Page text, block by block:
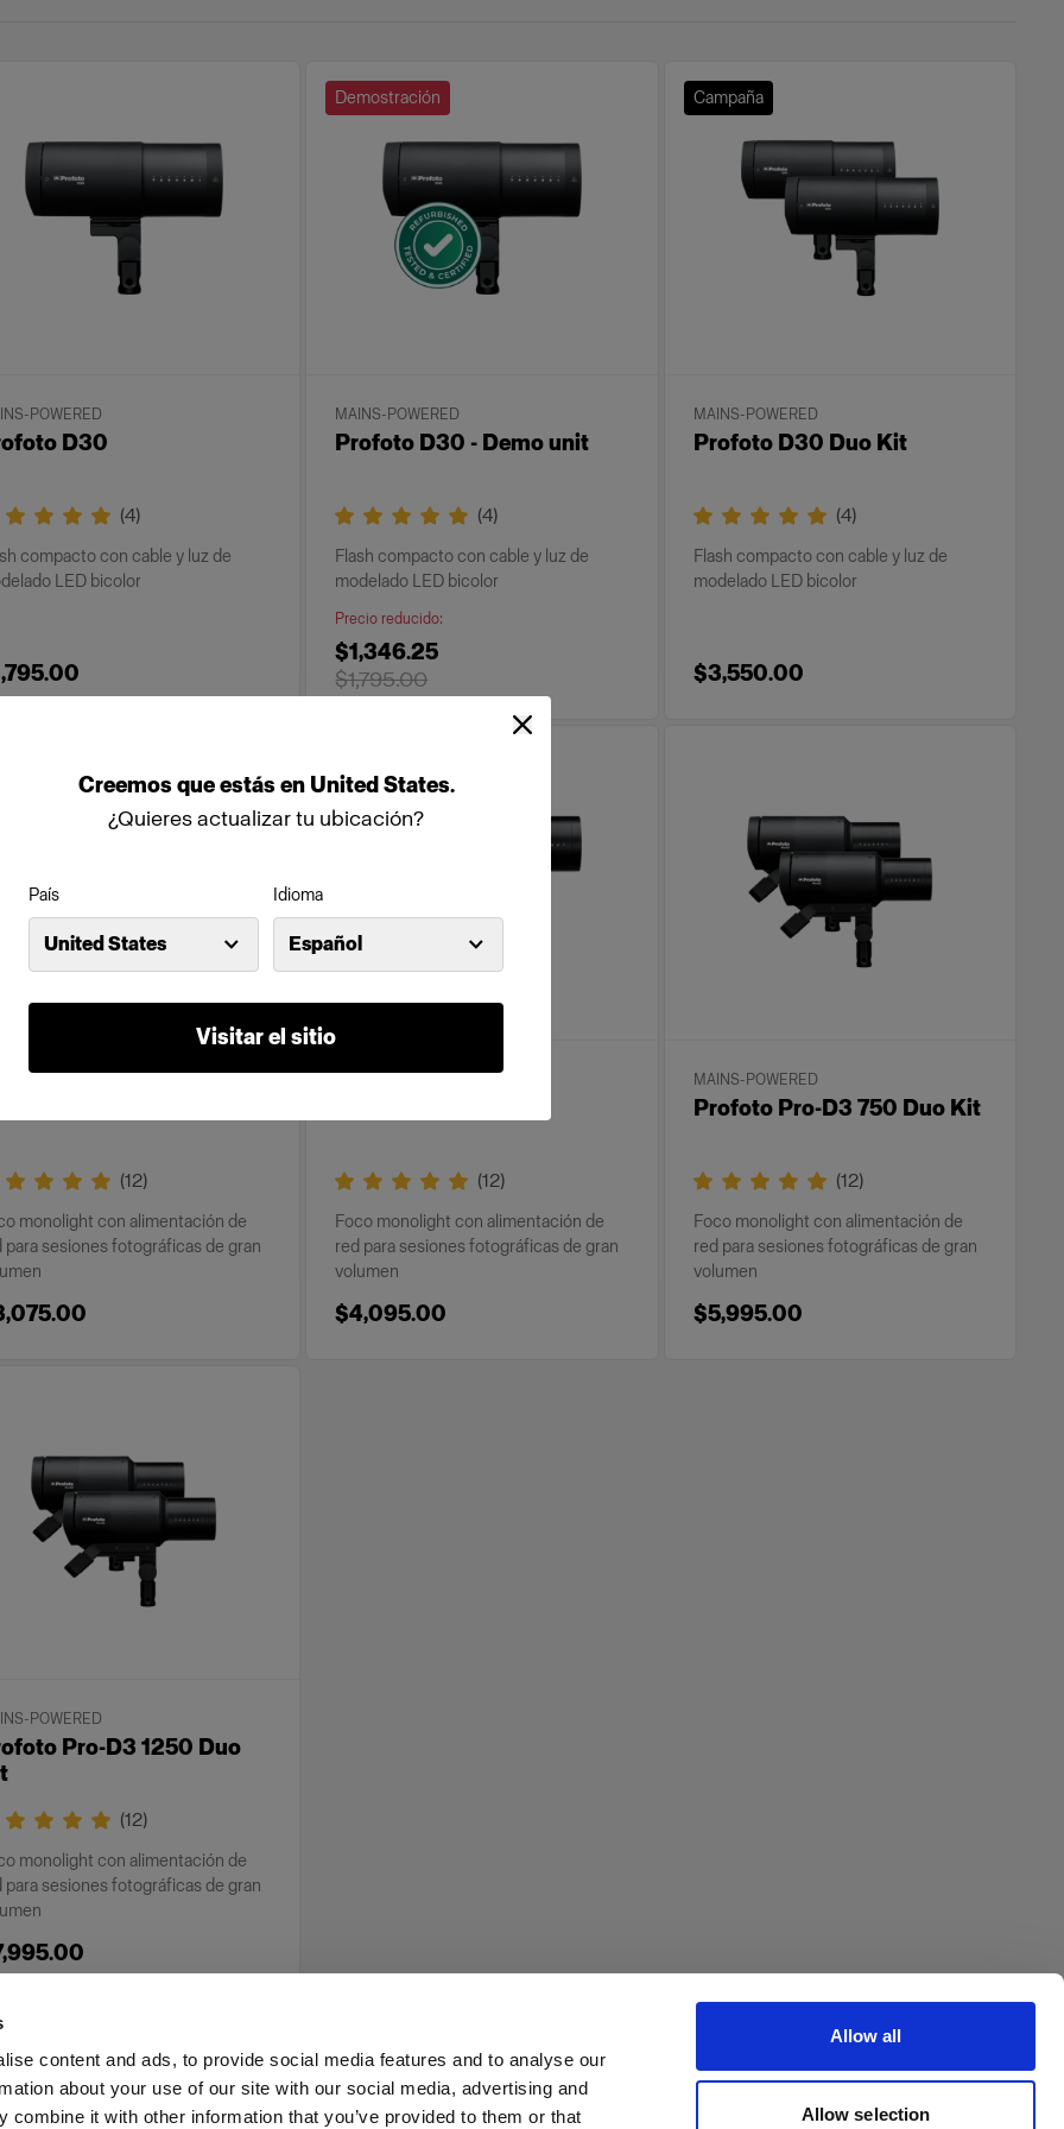
content and ads, to provide social media features and to analyse our
about your use of our site with our social media, advertising and
combine it with other information that you’ve provided to them or that
Allow all
Allow selection
Creemos queestás en United States.
¿Quieres actualizar tu ubicación?
País
United States
Idioma
Español
Visitar el sitio
POWERED
D30
(4)
compacto con cable y luz de
LED bicolor
Demostración
MAINS-POWERED
Profoto D30 - Demo unit
(4)
Flash compacto con cable y luz de
modelado LED bicolor
Precio reducido:
$1,346.25
$1,795.00
Campaña
MAINS-POWERED
Profoto D30 Duo Kit
(4)
Flash compacto con cable y luz de
modelado LED bicolor
$3,550.00
POWERED
Pro-D3 750
(12)
monolight con alimentación de
para sesiones fotográficas de gran
(12)
Foco monolight con alimentación de
red para sesiones fotográficas de gran
volumen
$4,095.00
MAINS-POWERED
Profoto Pro-D3 750 Duo Kit
(12)
Foco monolight con alimentación de
red para sesiones fotográficas de gran
volumen
$5,995.00
POWERED
Pro-D3 1250 Duo
(12)
monolight con alimentación de
para sesiones fotográficas de gran
profesionales Prensa Inversores Share the Light